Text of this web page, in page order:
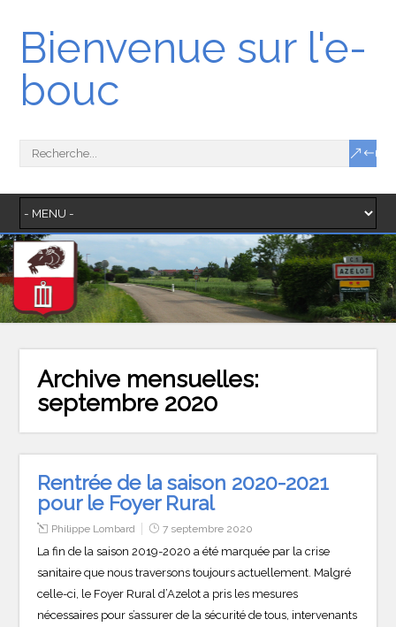
Bienvenue sur l'e-
bouc
Archive mensuelles:
septembre 2020
Rentrée de la saison 2020-2021
pour le Foyer Rural
Philippe Lombard 7 septembre 2020
La fin de la saison 2019-2020 a été marquée par la crise
sanitaire que nous traversons toujours actuellement. Malgré
celle-ci, le Foyer Rural d’Azelot a pris les mesures
nécessaires pour s’assurer de la sécurité de tous, intervenants